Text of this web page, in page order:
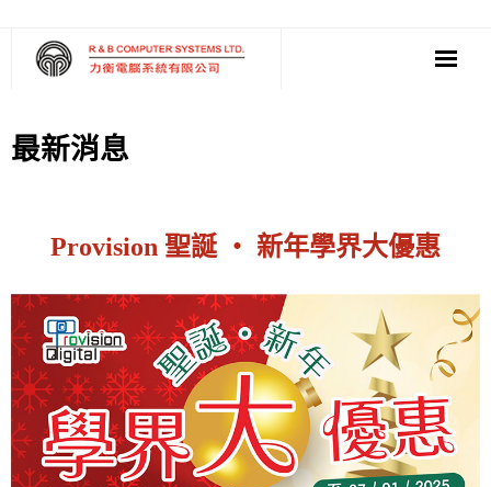
‧ 多媒體影音
最新消息
Provision 聖誕 ‧ 新年學界大優惠